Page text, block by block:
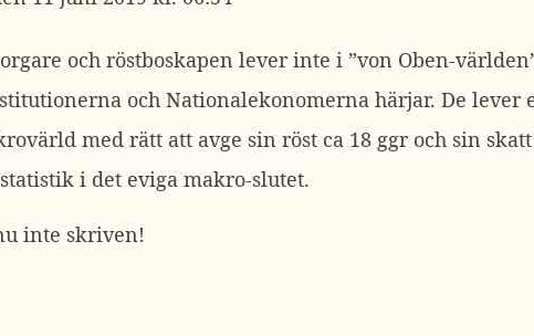
och röstboskapen lever inte i ”von Oben-
och Nationalekonomerna härjar. De lever
med rätt att avge sin röst ca 18 ggr och sin
i det eviga makro-slutet.
inte skriven!